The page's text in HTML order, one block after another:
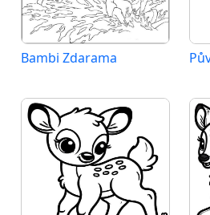
Bambi Zdarama